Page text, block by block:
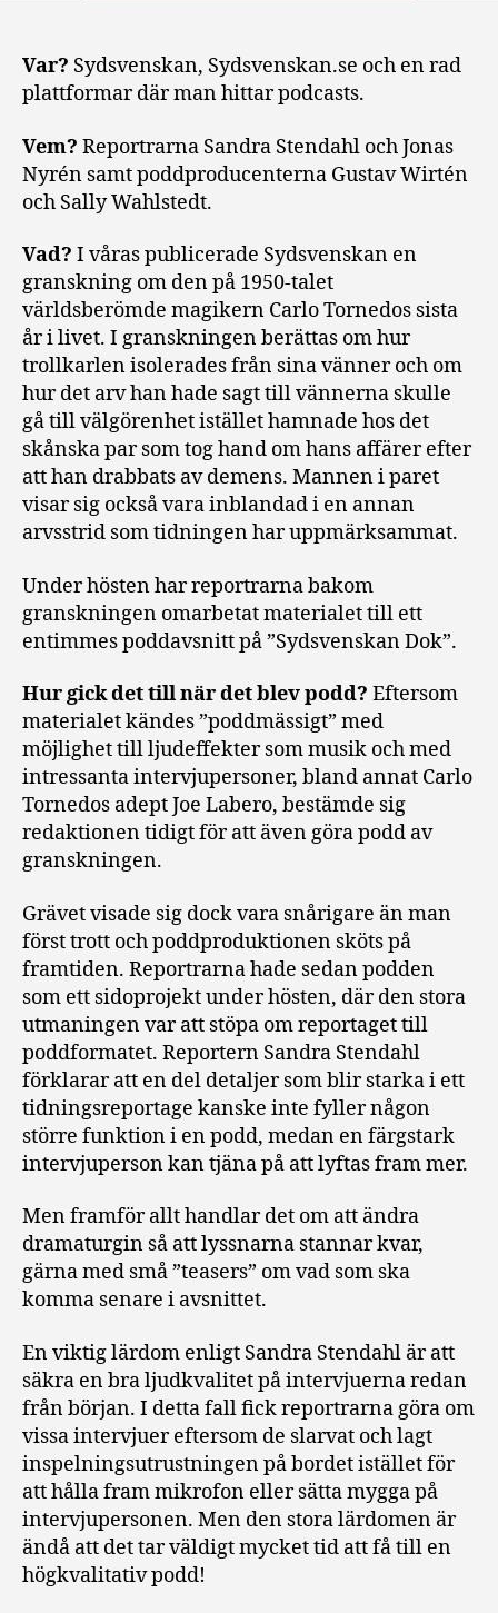
Var? Sydsvenskan, Sydsvenskan.se och en rad
plattformar där man hittar podcasts.
Vem? Reportrarna Sandra Stendahl och Jonas
Nyrén samt poddproducenterna Gustav Wirtén
och Sally Wahlstedt.
Vad? I våras publicerade Sydsvenskan en
granskning om den på 1950-talet
världsberömde magikern Carlo Tornedos sista
år i livet. I granskningen berättas om hur
trollkarlen isolerades från sina vänner och om
hur det arv han hade sagt till vännerna skulle
gå till välgörenhet istället hamnade hos det
skånska par som tog hand om hans affärer efter
att han drabbats av demens. Mannen i paret
visar sig också vara inblandad i en annan
arvsstrid som tidningen har uppmärksammat.
Under hösten har reportrarna bakom
granskningen omarbetat materialet till ett
entimmes poddavsnitt på ”Sydsvenskan Dok”.
Hur gick det till när det blev podd? Eftersom
materialet kändes ”poddmässigt” med
möjlighet till ljudeffekter som musik och med
intressanta intervjupersoner, bland annat Carlo
Tornedos adept Joe Labero, bestämde sig
redaktionen tidigt för att även göra podd av
granskningen.
Grävet visade sig dock vara snårigare än man
först trott och poddproduktionen sköts på
framtiden. Reportrarna hade sedan podden
som ett sidoprojekt under hösten, där den stora
utmaningen var att stöpa om reportaget till
poddformatet. Reportern Sandra Stendahl
förklarar att en del detaljer som blir starka i ett
tidningsreportage kanske inte fyller någon
större funktion i en podd, medan en färgstark
intervjuperson kan tjäna på att lyftas fram mer.
Men framför allt handlar det om att ändra
dramaturgin så att lyssnarna stannar kvar,
gärna med små ”teasers” om vad som ska
komma senare i avsnittet.
En viktig lärdom enligt Sandra Stendahl är att
säkra en bra ljudkvalitet på intervjuerna redan
från början. I detta fall fick reportrarna göra om
vissa intervjuer eftersom de slarvat och lagt
inspelningsutrustningen på bordet istället för
att hålla fram mikrofon eller sätta mygga på
intervjupersonen. Men den stora lärdomen är
ändå att det tar väldigt mycket tid att få till en
högkvalitativ podd!